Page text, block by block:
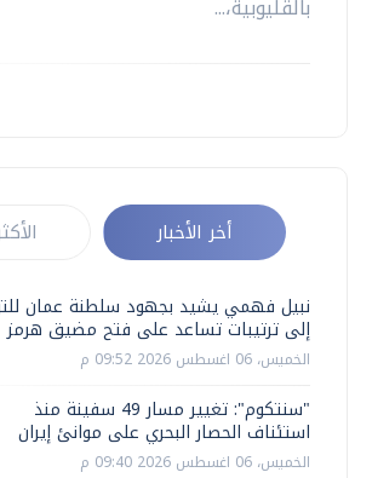
بالقليوبية،...
أخر الأخبار
نبيل فهمي يشيد بجهود سلطنة عمان
إلى ترتيبات تساعد على فتح مضيق هرمز
الخميس، 06 اغسطس 2026 09:52 م
"سنتكوم": تغيير مسار 49 سفينة منذ
استئناف الحصار البحري على موانئ إيران
الخميس، 06 اغسطس 2026 09:40 م